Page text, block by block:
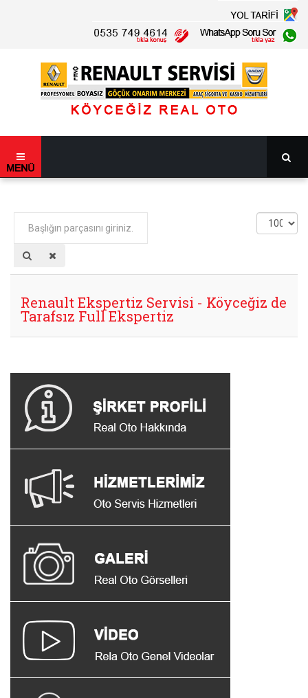
parçasını
giriniz.
Sayısı
Renault Ekspertiz Servisi - Köyceğiz de
Tarafsız Full Ekspertiz